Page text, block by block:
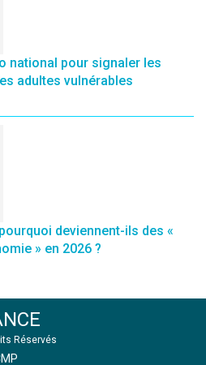
national pour signaler les
adultes vulnérables
deviennent-ils des «
» en 2026 ?
Réservés